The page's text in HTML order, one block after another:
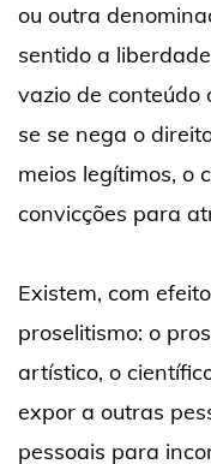
ou outra
sentido a
vazio de conteúdo
se se nega o
meios legítimos, o
convicções para
Existem, com
proselitismo: o
artístico, o
expor a outras
pessoais para